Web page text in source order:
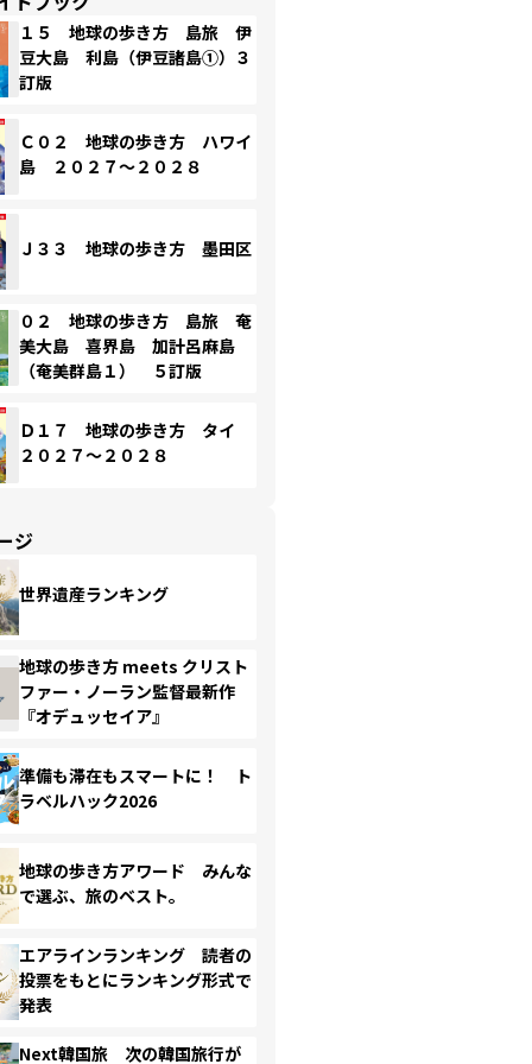
１５ 地球の歩き方 島旅 伊
豆大島 利島（伊豆諸島①）３
訂版
Ｃ０２ 地球の歩き方 ハワイ
島 ２０２７～２０２８
Ｊ３３ 地球の歩き方 墨田区
０２ 地球の歩き方 島旅 奄
美大島 喜界島 加計呂麻島
（奄美群島１） ５訂版
Ｄ１７ 地球の歩き方 タイ
２０２７～２０２８
ジ
世界遺産ランキング
地球の歩き方 meets クリスト
ファー・ノーラン監督最新作
『オデュッセイア』
準備も滞在もスマートに！ ト
ラベルハック2026
地球の歩き方アワード みんな
で選ぶ、旅のベスト。
エアラインランキング 読者の
投票をもとにランキング形式で
発表
Next韓国旅 次の韓国旅行が